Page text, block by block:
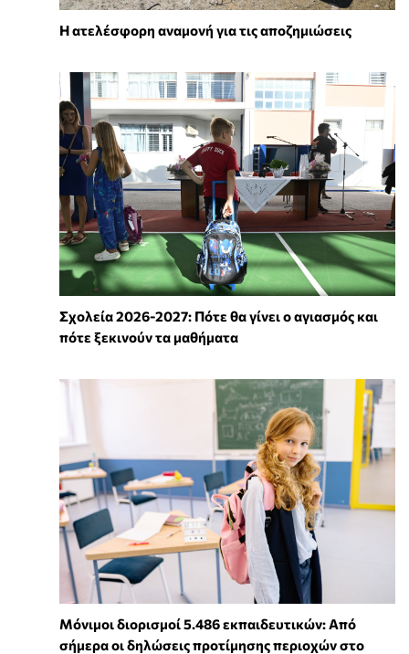
Η ατελέσφορη αναμονή για τις αποζημιώσεις
Σχολεία 2026-2027: Πότε θα γίνει ο αγιασμός και
πότε ξεκινούν τα μαθήματα
Μόνιμοι διορισμοί 5.486 εκπαιδευτικών: Από
σήμερα οι δηλώσεις προτίμησης περιοχών στο